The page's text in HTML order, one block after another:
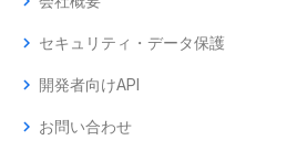
chevron_right セキュリティ・データ保護
chevron_right 開発者向けAPI
chevron_right お問い合わせ